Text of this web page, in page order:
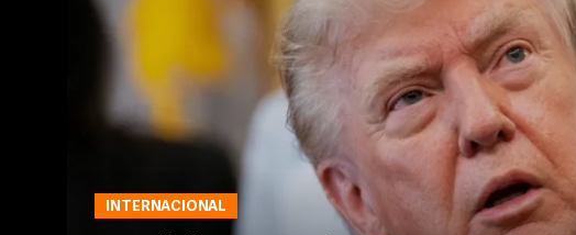
INTERNACIONAL